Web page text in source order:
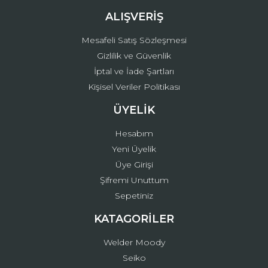
ALIŞVERİŞ
Mesafeli Satış Sözleşmesi
Gizlilik ve Güvenlik
İptal ve İade Şartları
Kişisel Veriler Politikası
ÜYELİK
Hesabım
Yeni Üyelik
Üye Girişi
Şifremi Unuttum
Sepetiniz
KATAGORİLER
Welder Moody
Seiko